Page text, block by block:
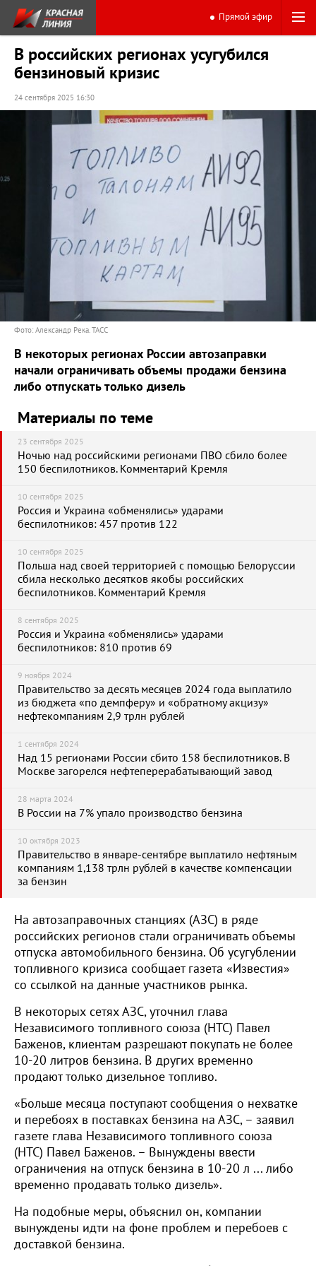
Прямой эфир
В российских регионах усугубился
бензиновый кризис
24 сентября 2025 16:30
Фото: Александр Река. ТАСС
В некоторых регионах России автозаправки
начали ограничивать объемы продажи бензина
либо отпускать только дизель
Материалы по теме
23 сентября 2025
Ночью над российскими регионами ПВО сбило более
150 беспилотников. Комментарий Кремля
10 сентября 2025
Россия и Украина «обменялись» ударами
беспилотников: 457 против 122
10 сентября 2025
Польша над своей территорией с помощью Белоруссии
сбила несколько десятков якобы российских
беспилотников. Комментарий Кремля
8 сентября 2025
Россия и Украина «обменялись» ударами
беспилотников: 810 против 69
9 ноября 2024
Правительство за десять месяцев 2024 года выплатило
из бюджета «по демпферу» и «обратному акцизу»
нефтекомпаниям 2,9 трлн рублей
1 сентября 2024
Над 15 регионами России сбито 158 беспилотников. В
Москве загорелся нефтеперерабатывающий завод
28 марта 2024
В России на 7% упало производство бензина
10 октября 2023
Правительство в январе-сентябре выплатило нефтяным
компаниям 1,138 трлн рублей в качестве компенсации
за бензин
На автозаправочных станциях (АЗС) в ряде
российских регионов стали ограничивать объемы
отпуска автомобильного бензина. Об усугублении
топливного кризиса сообщает газета «Известия»
со ссылкой на данные участников рынка.
В некоторых сетях АЗС, уточнил глава
Независимого топливного союза (НТС) Павел
Баженов, клиентам разрешают покупать не более
10-20 литров бензина. В других временно
продают только дизельное топливо.
«Больше месяца поступают сообщения о нехватке
и перебоях в поставках бензина на АЗС, – заявил
газете глава Независимого топливного союза
(НТС) Павел Баженов. – Вынуждены ввести
ограничения на отпуск бензина в 10-20 л ... либо
временно продавать только дизель».
На подобные меры, объяснил он, компании
вынуждены идти на фоне проблем и перебоев с
доставкой бензина.